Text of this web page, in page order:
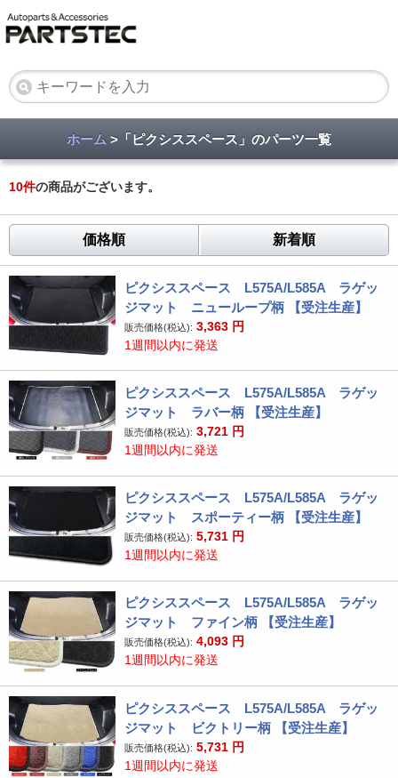
ホーム >「ピクシススペース」のパーツ一覧
10件の商品がございます。
価格順 新着順
ピクシススペース L575A/L585A ラゲッ
ジマット ニューループ柄 【受注生産】
販売価格(税込): 3,363 円
1週間以内に発送
ピクシススペース L575A/L585A ラゲッ
ジマット ラバー柄 【受注生産】
販売価格(税込): 3,721 円
1週間以内に発送
ピクシススペース L575A/L585A ラゲッ
ジマット スポーティー柄 【受注生産】
販売価格(税込): 5,731 円
1週間以内に発送
ピクシススペース L575A/L585A ラゲッ
ジマット ファイン柄 【受注生産】
販売価格(税込): 4,093 円
1週間以内に発送
ピクシススペース L575A/L585A ラゲッ
ジマット ビクトリー柄 【受注生産】
販売価格(税込): 5,731 円
1週間以内に発送